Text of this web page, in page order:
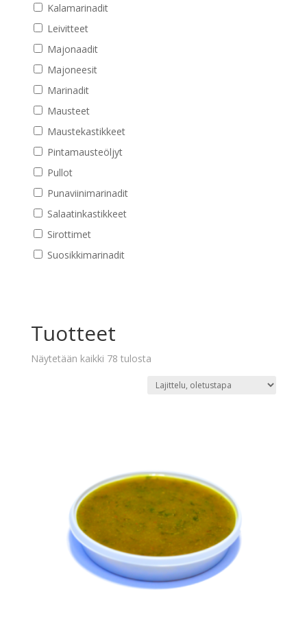
Tuotteet
Näytetään kaikki 78 tulosta
Kalamarinadit
Leivitteet
Majonaadit
Majoneesit
Marinadit
Mausteet
Maustekastikkeet
Pintamausteöljyt
Pullot
Punaviinimarinadit
Salaatinkastikkeet
Sirottimet
Suosikkimarinadit